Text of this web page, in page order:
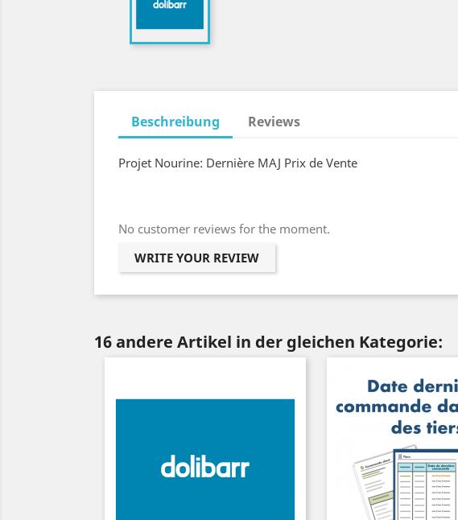
Beschreibung Reviews
Projet Nourine: Dernière MAJ Prix de Vente
No customer reviews for the moment.
WRITE YOUR REVIEW
16 andere Artikel in der gleichen Kategorie: